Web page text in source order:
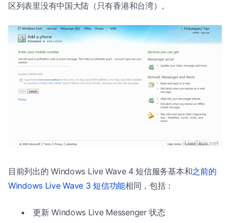
区列表里没有中国大陆（只有香港和台湾）。
目前列出的 Windows Live Wave 4 短信服务基本和之前的
Windows Live Wave 3 短信功能相同，包括：
更新 Windows Live Messenger 状态